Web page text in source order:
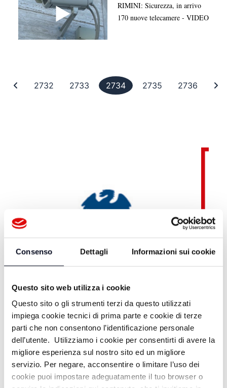
Consenso Dettagli Informazioni sui cookie
Questo sito web utilizza i cookie
Questo sito o gli strumenti terzi da questo utilizzati
impiega cookie tecnici di prima parte e cookie di terze
parti che non consentono l’identificazione personale
dell’utente. Utilizziamo i cookie per consentirti di avere la
migliore esperienza sul nostro sito ed un migliore
servizio. Per negare, acconsentire o limitare l’uso dei
cookie puoi impostare adeguatamente il tuo browser o
RIMINI: Sicurezza, in arrivo
170 nuove telecamere - VIDEO
Prima pagina
2732Pagina 2732
2733Pagina 2733
2734 Pagina 2734
2735Pagina 2735
2736Pagina
Teleromagna OnDemand